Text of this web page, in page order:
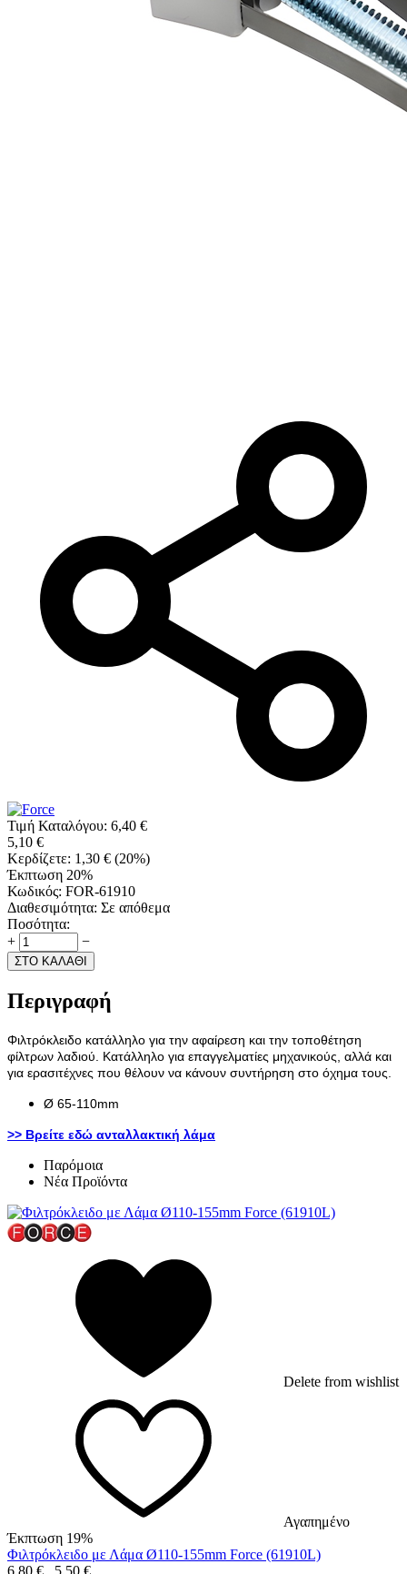
Τιμή Καταλόγου: 6,40 €
5,10 €
Κερδίζετε: 1,30 € (20%)
Έκπτωση 20%
Κωδικός: FOR-61910
Διαθεσιμότητα: Σε απόθεμα
Ποσότητα:
+
−
ΣΤΟ ΚΑΛΑΘΙ
Περιγραφή
Φιλτρόκλειδο κατάλληλο για την αφαίρεση και την τοποθέτηση
φίλτρων λαδιού. Κατάλληλο για επαγγελματίες μηχανικούς, αλλά και
για ερασιτέχνες που θέλουν να κάνουν συντήρηση στο όχημα τους.
Ø 65-110mm
>> Βρείτε εδώ ανταλλακτική λάμα
Παρόμοια
Νέα Προϊόντα
Delete from wishlist
Αγαπημένο
Έκπτωση 19%
Φιλτρόκλειδο με Λάμα Ø110-155mm Force (61910L)
6,80 € 5,50 €